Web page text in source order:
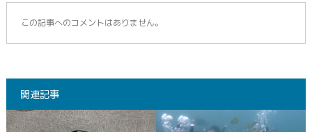
この記事へのコメントはありません。
関連記事